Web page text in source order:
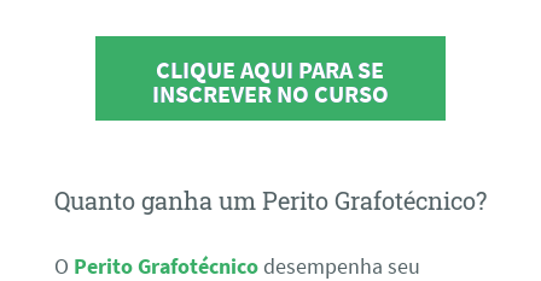
CLIQUE AQUI PARA SE
INSCREVER NO CURSO
Quanto ganha um Perito Grafotécnico?
O Perito Grafotécnicodesempenha seu